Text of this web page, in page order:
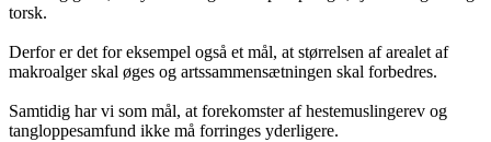
torsk.
Derfor er det for eksempel også et mål, at størrelsen af arealet af
makroalger skal øges og artssammensætningen skal forbedres.
Samtidig har vi som mål, at forekomster af hestemuslingerev og
tangloppesamfund ikke må forringes yderligere.